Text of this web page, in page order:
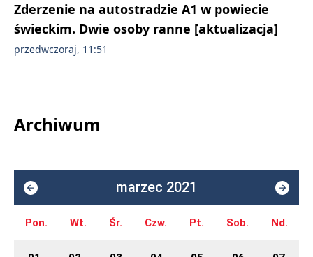
Zderzenie na autostradzie A1 w powiecie
świeckim. Dwie osoby ranne [aktualizacja]
przedwczoraj, 11:51
Archiwum
marzec 2021
Pon. Wt. Śr. Czw. Pt. Sob. Nd.